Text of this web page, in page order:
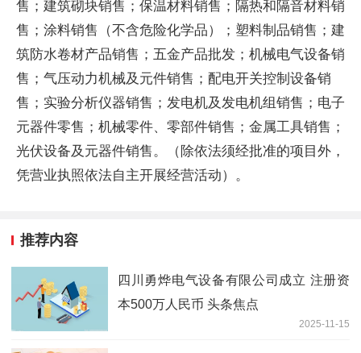
售；建筑砌块销售；保温材料销售；隔热和隔音材料销
售；涂料销售（不含危险化学品）；塑料制品销售；建
筑防水卷材产品销售；五金产品批发；机械电气设备销
售；气压动力机械及元件销售；配电开关控制设备销
售；实验分析仪器销售；发电机及发电机组销售；电子
元器件零售；机械零件、零部件销售；金属工具销售；
光伏设备及元器件销售。（除依法须经批准的项目外，
凭营业执照依法自主开展经营活动）。
推荐内容
四川勇烨电气设备有限公司成立 注册资
本500万人民币 头条焦点
2025-11-15